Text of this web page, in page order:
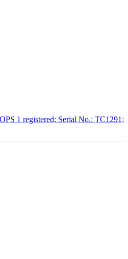
1 registered; Serial No.: TC1291;